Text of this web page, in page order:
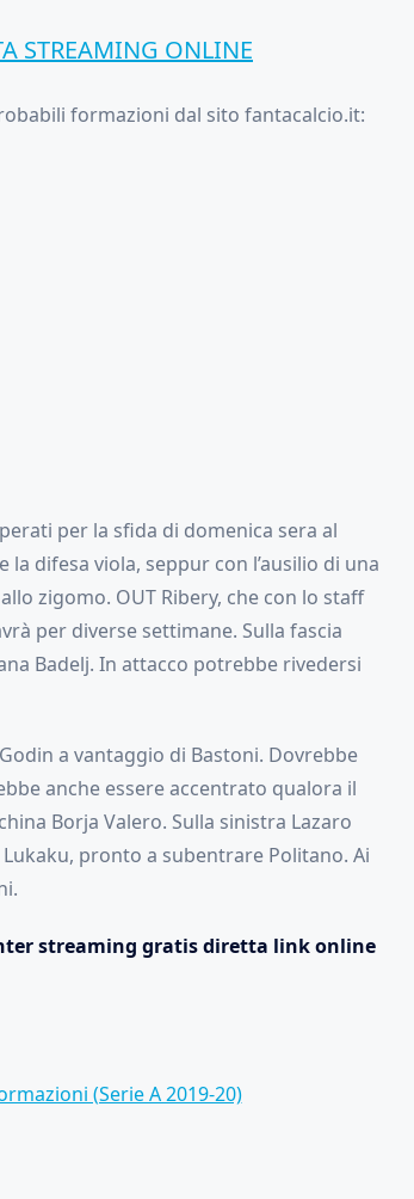
STREAMING ONLINE
formazioni dal sito fantacalcio.it:
per la sfida di domenica sera al
difesa viola, seppur con l’ausilio di una
zigomo. OUT Ribery, che con lo staff
per diverse settimane. Sulla fascia
Badelj. In attacco potrebbe rivedersi
a vantaggio di Bastoni. Dovrebbe
anche essere accentrato qualora il
Borja Valero. Sulla sinistra Lazaro
pronto a subentrare Politano. Ai
streaming gratis diretta link online
(Serie A 2019-20)